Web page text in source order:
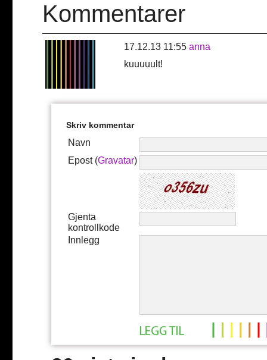
Kommentarer
17.12.13 11:55 anna
kuuuuult!
Skriv kommentar
Navn
Epost (Gravatar)
Gjenta
kontrollkode
Innlegg